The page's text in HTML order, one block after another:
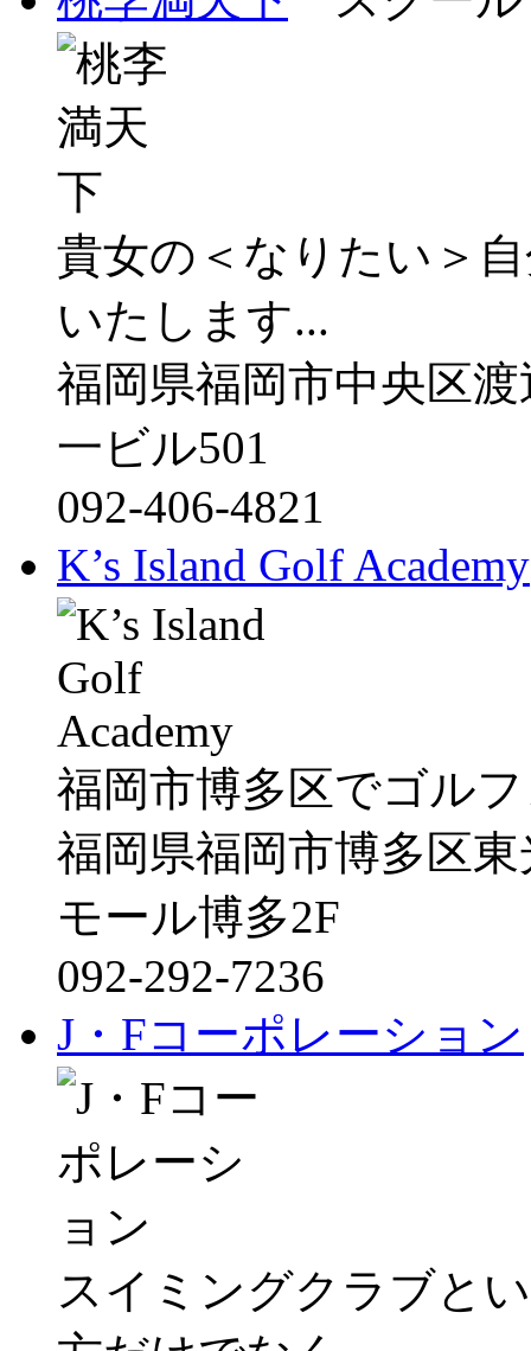
貴女の＜なりたい＞
いたします...
福岡県福岡市中央区
一ビル501
092-406-4821
K’s Island Golf Academy
福岡市博多区でゴルフ
福岡県福岡市博多区
モール博多2F
092-292-7236
J・Fコーポレーション
スイミングクラブと